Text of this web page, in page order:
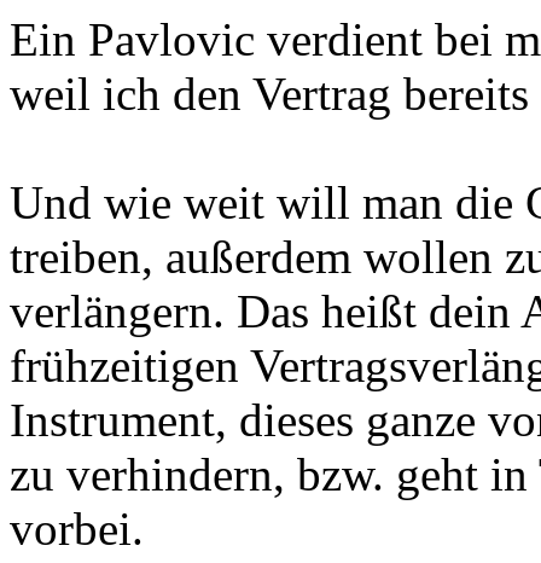
Ein Pavlovic verdient bei
weil ich den Vertrag
Und wie weit will man die
treiben, außerdem wollen
verlängern. Das heißt dein
frühzeitigen
Instrument, dieses ganze
zu verhindern, bzw. geht
vorbei.